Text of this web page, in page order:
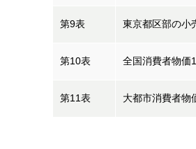
第9表 東京都区部の小
第10表 全国消費者物価
第11表 大都市消費者物